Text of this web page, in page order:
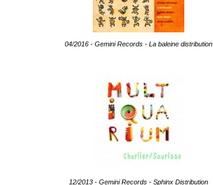
04/2016 - Gemini Records - La baleine distribution
12/2013 - Gemini Records - Sphinx Distribution